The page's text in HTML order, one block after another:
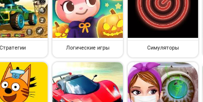
Стратегии Логические игры Симуляторы